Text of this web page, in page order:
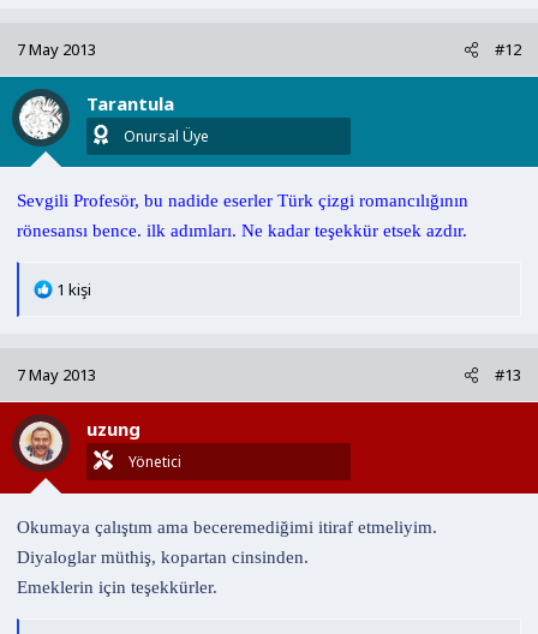
i
l
e
r
7 May 2013 #12
Tarantula
Onursal Üye
Sevgili Profesör, bu nadide eserler Türk çizgi romancılığının
rönesansı bence. ilk adımları. Ne kadar teşekkür etsek azdır.
T
i
l
e
r
1 kişi
7 May 2013 #13
uzung
Yönetici
Okumaya çalıştım ama beceremediğimi itiraf etmeliyim.
Diyaloglar müthiş, kopartan cinsinden.
Emeklerin için teşekkürler.